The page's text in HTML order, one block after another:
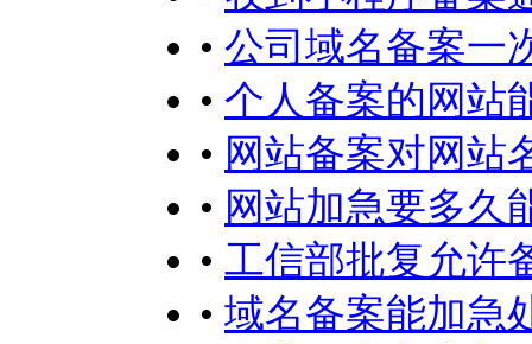
• 公司域名备案一
• 个人备案的网站
• 网站备案对网站
• 网站加急要多久
• 工信部批复允许
• 域名备案能加急